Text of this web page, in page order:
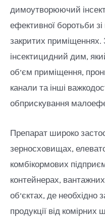
димоутворюючий
ефективної боротьби
закритих приміщеннях.
інсектицидний дим,
об’єм приміщення,
канали та інші
обприскування
Препарат широко
зерносховищах,
комбікормових
контейнерах,
об’єктах, де необхідно
продукції від комірних